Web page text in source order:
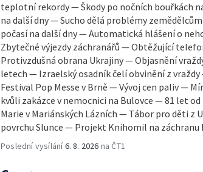
teplotní rekordy — Škody po nočních bouřkách
na další dny — Sucho dělá problémy
počasí na další dny — Automatická hlášení o
Zbytečné výjezdy záchranářů — Obtěžující
Protivzdušná obrana Ukrajiny — Objasnění
letech — Izraelský osadník čelí obvinění z
Festival Pop Messe v Brně — Vývoj cen paliv —
kvůli zakázce v nemocnici na Bulovce — 81 let
Marie v Mariánských Lázních — Tábor pro děti z
povrchu Slunce — Projekt Knihomil na záchranu
Poslední vysílání6. 8. 2026 na ČT1